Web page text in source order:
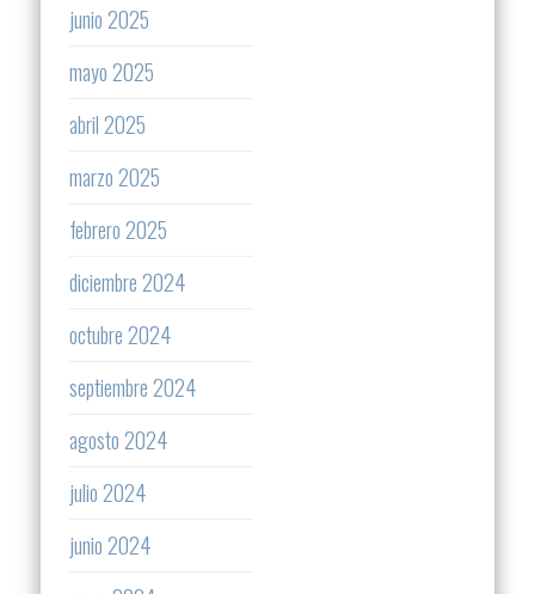
junio 2025
mayo 2025
abril 2025
marzo 2025
febrero 2025
diciembre 2024
octubre 2024
septiembre 2024
agosto 2024
julio 2024
junio 2024